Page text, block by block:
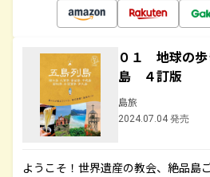
０１ 地球の
島 ４訂版
島旅
2024.07.04 発売
ようこそ！世界遺産の教会、絶品島